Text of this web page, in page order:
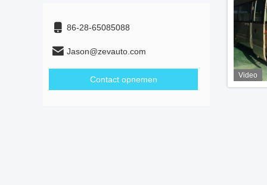
86-28-65085088
Jason@zevauto.com
Contact opnemen Video